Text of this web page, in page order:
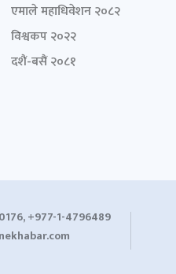
एमाले महाधिवेशन २०८२
विश्वकप २०२२
दशैं-बसैं २०८१
+977-1-4796489